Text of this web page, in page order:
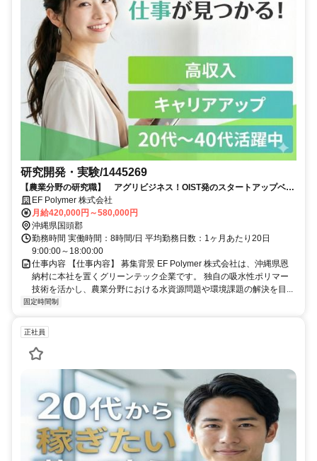
研究開発・実験/1445269
【農業分野の研究職】 アグリビジネス！OIST発のスタートアップベン
チャー！「すごいベンチャー100」に選出！
EF Polymer 株式会社
月給420,000円～580,000円
沖縄県国頭郡
勤務時間 実働時間：8時間/日 平均勤務日数：1ヶ月あたり20日
9:00:00～18:00:00
仕事内容 【仕事内容】 募集背景 EF Polymer 株式会社は、沖縄県恩
納村に本社を置くグリーンテック企業です。 独自の吸水性ポリマー
技術を活かし、農業分野における水資源問題や環境課題の解決を目...
固定時間制
正社員